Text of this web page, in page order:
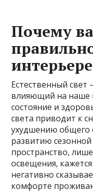
Почему
интерьере
Естественный
влияющий на наше
состояние и
света приводит к
ухудшению общего
развитию
пространство,
освещения,
негативно
комфорте